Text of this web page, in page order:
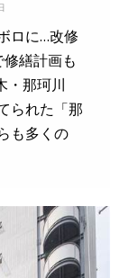
ロに…改修
繕計画も
・那珂川
られた「那
も多くの